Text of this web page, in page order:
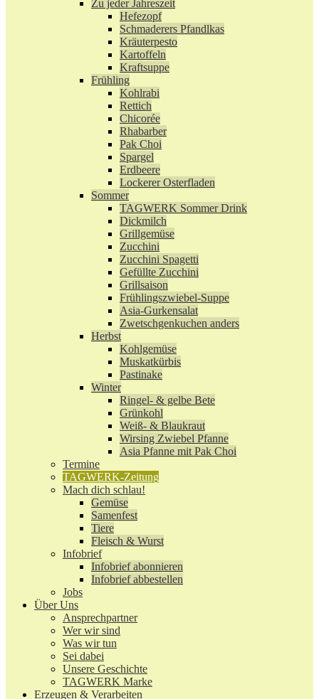
Zu jeder Jahreszeit
Hefezopf
Schmaderers Pfandlkas
Kräuterpesto
Kartoffeln
Kraftsuppe
Frühling
Kohlrabi
Rettich
Chicorée
Rhabarber
Pak Choi
Spargel
Erdbeere
Lockerer Osterfladen
Sommer
TAGWERK Sommer Drink
Dickmilch
Grillgemüse
Zucchini
Zucchini Spagetti
Gefüllte Zucchini
Grillsaison
Frühlingszwiebel-Suppe
Asia-Gurkensalat
Zwetschgenkuchen anders
Herbst
Kohlgemüse
Muskatkürbis
Pastinake
Winter
Ringel- & gelbe Bete
Grünkohl
Weiß- & Blaukraut
Wirsing Zwiebel Pfanne
Asia Pfanne mit Pak Choi
Termine
TAGWERK-Zeitung
Mach dich schlau!
Gemüse
Samenfest
Tiere
Fleisch & Wurst
Infobrief
Infobrief abonnieren
Infobrief abbestellen
Jobs
Über Uns
Ansprechpartner
Wer wir sind
Was wir tun
Sei dabei
Unsere Geschichte
TAGWERK Marke
Erzeugen & Verarbeiten